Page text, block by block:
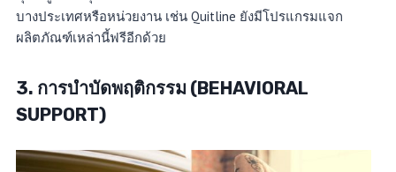
บางประเทศหรือหน่วยงาน เช่น Quitline ยังมีโปรแกรมแจก
ผลิตภัณฑ์เหล่านี้ฟรีอีกด้วย
3. การบำบัดพฤติกรรม (BEHAVIORAL
SUPPORT)